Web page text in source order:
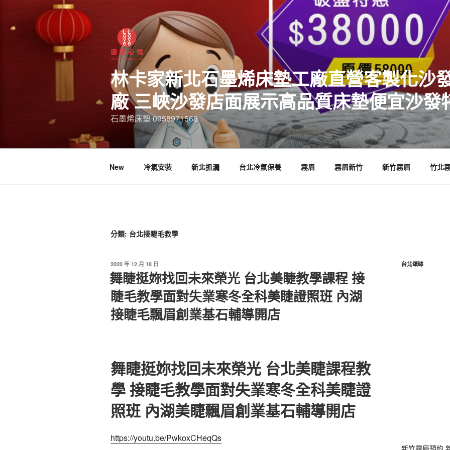
林卡家新北石墨烯床墊工廠直營客製化沙
廠 三峽沙發店面展示高品質床墊便宜沙發
石墨烯床墊 0958971568
New 冷氣安裝 新北抓漏 台北冷氣保養 霧眉 霧眉新竹 新竹霧眉 竹北
分類: 台北接睫毛教學
2020 年 12 月 18 日
舞睫挺妳找回未來榮光 台北美睫教學課程 接
睫毛教學面對失業寒冬全科美睫證照班 內湖
接睫毛飄眉創業基石輔導開店
舞睫挺妳找回未來榮光 台北美睫課程教
學 接睫毛教學面對失業寒冬全科美睫證
照班 內湖美睫飄眉創業基石輔導開店
https://youtu.be/PwkoxCHeqQs
台北頌缽
新竹霧眉預約